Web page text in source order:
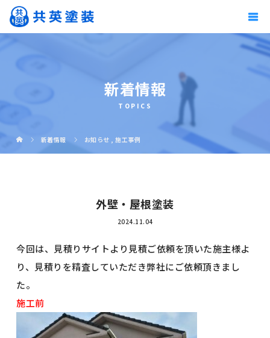
新着情報
TOPICS
新着情報 お知らせ ,施工事例
外壁・屋根塗装
2024.11.04
今回は、見積りサイトより見積ご依頼を頂いた施主様よ
り、見積りを精査していただき弊社にご依頼頂きまし
た。
施工前